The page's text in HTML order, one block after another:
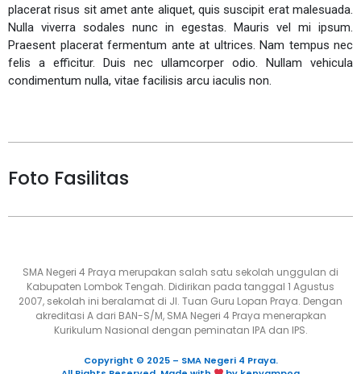
placerat risus sit amet ante aliquet, quis suscipit erat malesuada.
Nulla viverra sodales nunc in egestas. Mauris vel mi ipsum.
Praesent placerat fermentum ante at ultrices. Nam tempus nec
felis a efficitur. Duis nec ullamcorper odio. Nullam vehicula
condimentum nulla, vitae facilisis arcu iaculis non.
Foto Fasilitas
SMA Negeri 4 Praya merupakan salah satu sekolah unggulan di
Kabupaten Lombok Tengah. Didirikan pada tanggal 1 Agustus
2007, sekolah ini beralamat di Jl. Tuan Guru Lopan Praya. Dengan
akreditasi A dari BAN-S/M, SMA Negeri 4 Praya menerapkan
Kurikulum Nasional dengan peminatan IPA dan IPS.
Copyright © 2025 – SMA Negeri 4 Praya.